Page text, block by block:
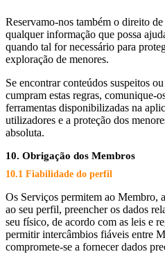
Reservamo-nos também o direito
qualquer informação que possa
quando tal for necessário para
exploração de menores.
Se encontrar conteúdos suspeitos
cumpram estas regras, comunique-
ferramentas disponibilizadas na
utilizadores e a proteção dos
absoluta.
10. Obrigação dos Membros
10.1 Fiabilidade do perfil
Os Serviços permitem ao Membro,
ao seu perfil, preencher os dados
seu físico, de acordo com as leis e
permitir intercâmbios fiáveis entre
compromete-se a fornecer dados